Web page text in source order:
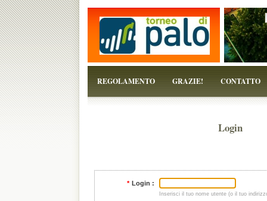
REGOLAMENTO GRAZIE! CONTATTO
Login
* Login :
Inserisci il tuo nome utente (o il tuo